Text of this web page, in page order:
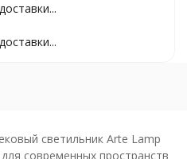
светильник Arte Lamp
современных пространств